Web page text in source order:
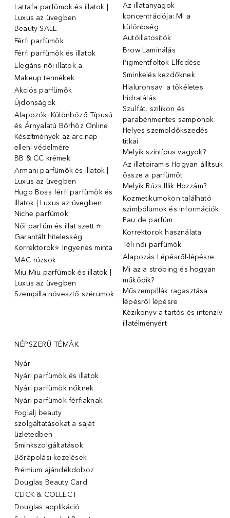
Lattafa parfümök és illatok |
Luxus az üvegben
Beauty SALE
Férfi parfümök
Férfi parfümök és illatok
Elegáns női illatok ️a
Makeup termékek
Akciós parfümök
Újdonságok
Alapozók: Különböző Típusú
és Árnyalatú Bőrhöz Online
Készítmények az arc nap
elleni védelmére
BB & CC krémek
Armani parfümök és illatok |
Luxus az üvegben
Hugo Boss férfi parfümök és
illatok | Luxus az üvegben
Niche parfümok
Női parfüm és illat szett ⭐
Garantált hitelesség
Korrektorok⭐ Ingyenes minta
MAC rúzsok
Miu Miu parfümök és illatok |
Luxus az üvegben
Szempilla növesztő szérumok
Az illatanyagok
koncentrációja: Mi a
különbség
Autóillatosítók
Brow Laminálás
Pigmentfoltok Elfedése
Sminkelés kezdőknek
Hialuronsav: a tökéletes
hidratálás
Szulfát, szilikon és
parabénmentes samponok
Helyes szemöldökszedés
titkai
Melyik színtípus vagyok?
Az illatpiramis Hogyan állítsuk
össze a parfümöt
Melyik Rúzs Illik Hozzám?
Kozmetikumokon található
szimbólumok és információk
Eau de parfüm
Korrektorok használata
Téli női parfümök
Alapozás Lépésről-lépésre
Mi az a strobing és hogyan
működik?
Műszempillák ragasztása
lépésről lépésre
Kézikönyv a tartós és intenzív
illatélményért
NÉPSZERŰ TÉMÁK
Nyár
Nyári parfümök és illatok
Nyári parfümök nőknek
Nyári parfümök férfiaknak
Foglalj beauty
szolgáltatásokat a saját
üzletedben
Sminkszolgáltatások
Bőrápolási kezelések
Prémium ajándékdoboz
Douglas Beauty Card
CLICK & COLLECT
Douglas applikáció